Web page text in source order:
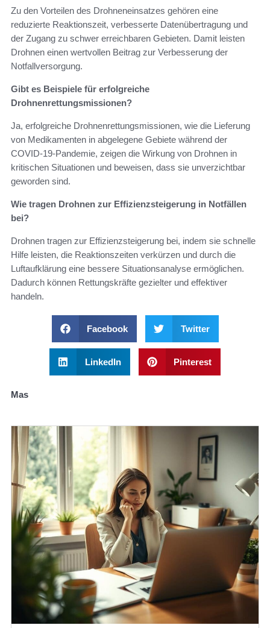
Zu den Vorteilen des Drohneneinsatzes gehören eine
reduzierte Reaktionszeit, verbesserte Datenübertragung und
der Zugang zu schwer erreichbaren Gebieten. Damit leisten
Drohnen einen wertvollen Beitrag zur Verbesserung der
Notfallversorgung.
Gibt es Beispiele für erfolgreiche
Drohnenrettungsmissionen?
Ja, erfolgreiche Drohnenrettungsmissionen, wie die Lieferung
von Medikamenten in abgelegene Gebiete während der
COVID-19-Pandemie, zeigen die Wirkung von Drohnen in
kritischen Situationen und beweisen, dass sie unverzichtbar
geworden sind.
Wie tragen Drohnen zur Effizienzsteigerung in Notfällen
bei?
Drohnen tragen zur Effizienzsteigerung bei, indem sie schnelle
Hilfe leisten, die Reaktionszeiten verkürzen und durch die
Luftaufklärung eine bessere Situationsanalyse ermöglichen.
Dadurch können Rettungskräfte gezielter und effektiver
handeln.
Facebook Twitter
LinkedIn Pinterest
Mas